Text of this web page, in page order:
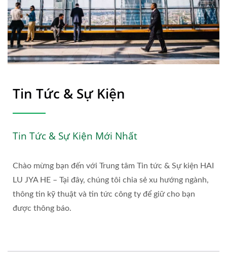
Tin Tức & Sự Kiện
Tin Tức & Sự Kiện Mới Nhất
Chào mừng bạn đến với Trung tâm Tin tức & Sự kiện HAI
LU JYA HE – Tại đây, chúng tôi chia sẻ xu hướng ngành,
thông tin kỹ thuật và tin tức công ty để giữ cho bạn
được thông báo.